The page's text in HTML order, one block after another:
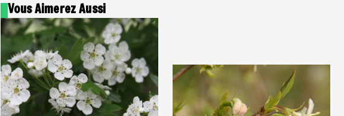
Vous Aimerez Aussi